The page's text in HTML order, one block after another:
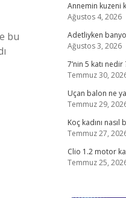
bu
Annemin kuzeni
Ağustos 4, 2026
Adetliyken
Ağustos 3, 2026
7’nin 5 katı nedir
Temmuz 30,
Uçan balon ne
Temmuz 29,
Koç kadını
Temmuz 27,
Clio 1.2 motor
Temmuz 25,